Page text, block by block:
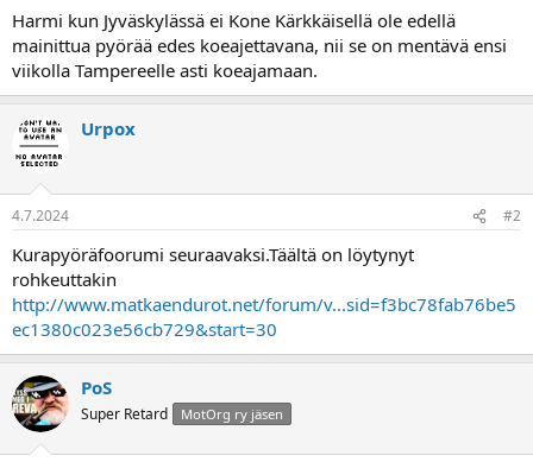
a
Harmi kun Jyväskylässä ei Kone Kärkkäisellä ole edellä
mainittua pyörää edes koeajettavana, nii se on mentävä ensi
viikolla Tampereelle asti koeajamaan.
Urpox
4.7.2024 #2
Kurapyöräfoorumi seuraavaksi.Täältä on löytynyt
rohkeuttakin
http://www.matkaendurot.net/forum/v...sid=f3bc78fab76be5
ec1380c023e56cb729&start=30
PoS
Super Retard MotOrg ry jäsen